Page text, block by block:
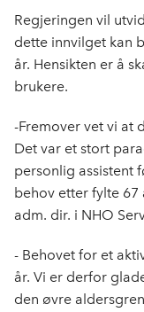
Regjeringen vil
dette innvilget kan
år. Hensikten er å
brukere.
-Fremover vet vi at
Det var et stort
personlig assistent
behov etter fylte 67
adm. dir. i NHO
- Behovet for et
år. Vi er derfor
den øvre